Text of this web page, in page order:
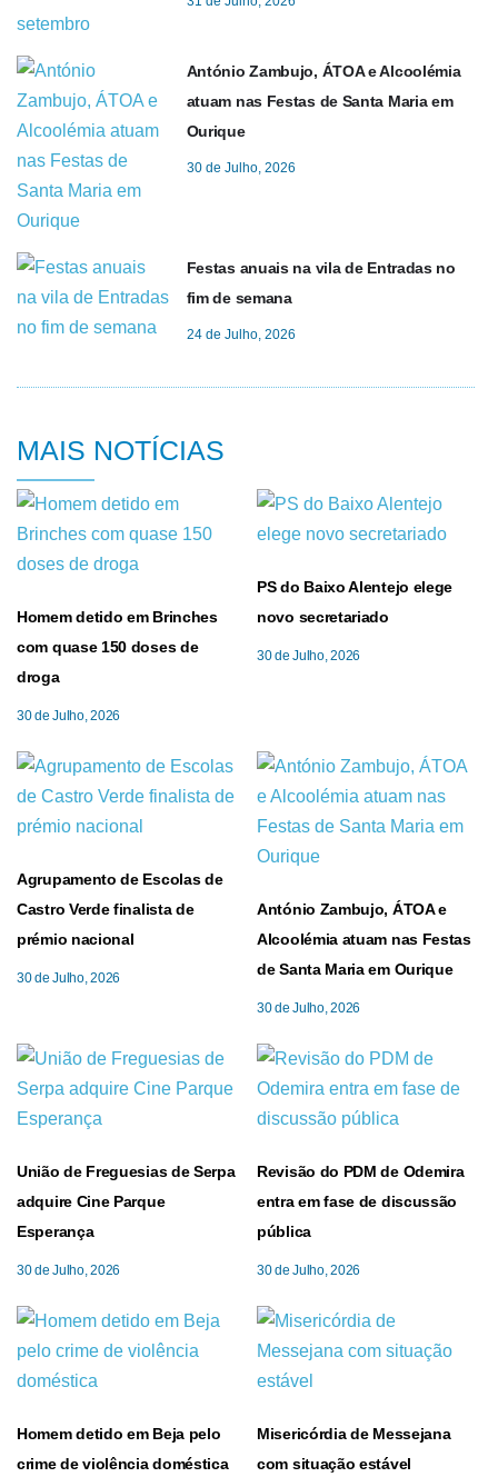
António Zambujo, ÁTOA e Alcoolémia
atuam nas Festas de Santa Maria em
Ourique
30 de Julho, 2026
Festas anuais na vila de Entradas no
fim de semana
24 de Julho, 2026
MAIS NOTÍCIAS
Homem detido em Brinches
com quase 150 doses de
droga
30 de Julho, 2026
PS do Baixo Alentejo elege
novo secretariado
30 de Julho, 2026
Agrupamento de Escolas de
Castro Verde finalista de
prémio nacional
30 de Julho, 2026
António Zambujo, ÁTOA e
Alcoolémia atuam nas Festas
de Santa Maria em Ourique
30 de Julho, 2026
União de Freguesias de Serpa
adquire Cine Parque
Esperança
30 de Julho, 2026
Revisão do PDM de Odemira
entra em fase de discussão
pública
30 de Julho, 2026
Homem detido em Beja pelo
crime de violência doméstica
Misericórdia de Messejana
com situação estável